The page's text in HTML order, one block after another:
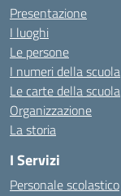
Presentazione
I luoghi
Le persone
I numeri della scuola
Le carte della scuola
Organizzazione
La storia
I Servizi
Personale scolastico